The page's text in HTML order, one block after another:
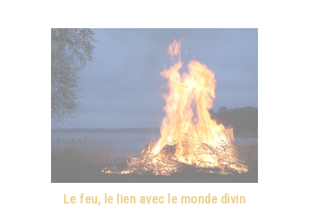
Le feu, le lien avec le monde divin